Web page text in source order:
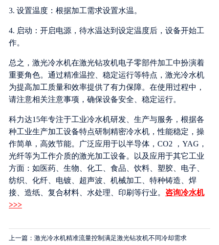
3. 设置温度：根据加工需求设置水温。
4. 启动：开启电源，待水温达到设定温度后，设备开始工
作。
总之，激光冷水机在激光钻攻机电子零部件加工中扮演着
重要角色。通过精准温控、稳定运行等特点，激光冷水机
为提高加工质量和效率提供了有力保障。在使用过程中，
请注意相关注意事项，确保设备安全、稳定运行。
科力达15年专注于工业冷水机研发、生产与服务，根据各
种工业生产加工设备特点研制精密冷水机，性能稳定，操
作简单，高效节能。广泛应用于以半导体，CO2 ，YAG，
光纤等为工作介质的激光加工设备。以及应用于其它工业
方面：如医药、生物、化工、食品、饮料、塑胶、电子、
纺织、化纤、电镀、超声波、机械加工、特种铸造、焊
接、造纸、复合材料、水处理、印刷等行业。 咨询冷水机
>>>
上一篇：激光冷水机精准流量控制满足激光钻攻机不同冷却需求